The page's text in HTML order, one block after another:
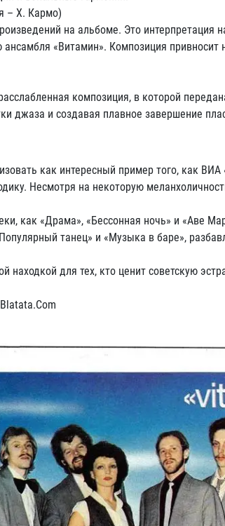
– Х. Кармо)
на альбоме. Это интерпретация
«Витамин». Композиция
композиция, в которой
джаза и создавая плавное завершение
как интересный пример того, как
Несмотря на некоторую
как «Драма», «Бессонная ночь» и «Аве
танец» и «Музыка в баре»,
находкой для тех, кто ценит советскую